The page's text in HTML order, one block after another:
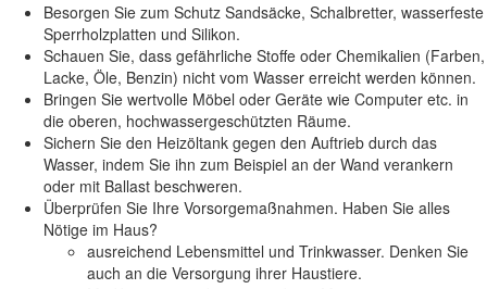
Besorgen Sie zum Schutz Sandsäcke, Schalbretter, wasserfeste
Sperrholzplatten und Silikon.
Schauen Sie, dass gefährliche Stoffe oder Chemikalien (Farben,
Lacke, Öle, Benzin) nicht vom Wasser erreicht werden können.
Bringen Sie wertvolle Möbel oder Geräte wie Computer etc. in
die oberen, hochwassergeschützten Räume.
Sichern Sie den Heizöltank gegen den Auftrieb durch das
Wasser, indem Sie ihn zum Beispiel an der Wand verankern
oder mit Ballast beschweren.
Überprüfen Sie Ihre Vorsorgemaßnahmen. Haben Sie alles
Nötige im Haus?
ausreichend Lebensmittel und Trinkwasser. Denken Sie
auch an die Versorgung ihrer Haustiere.